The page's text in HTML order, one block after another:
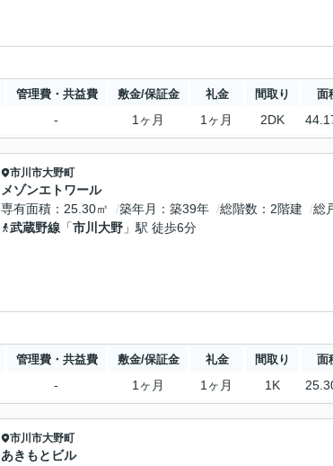
管理費・共益費 敷金/保証金 礼金 間取り 面
- 1ヶ月 1ヶ月 2DK
市川市大野町
メゾンエトワール
専有面積
25.30㎡ 築年月 築39年 総階数 2階建 総
武蔵野線 「市川大野 」駅 徒歩6分
管理費・共益費 敷金/保証金 礼金 間取り 面
- 1ヶ月 1ヶ月 1K
市川市大野町
あきもとビル